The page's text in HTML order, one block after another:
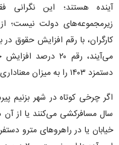
آینده هستند؛ این
زیرمجموعه‌های دولت نیست؛
کارگران، با رقم افزایش حقوق‌ در
می‌آیند، رقم ۲۰
دستمزد ۱۴۰۳ را به میزان معناداری کاهش دهد.
اگر چرخی کوتاه در شهر بزنیم
سال مسافرکشی می‌کنند یا از آن
خیابان یا در راهروهای مترو